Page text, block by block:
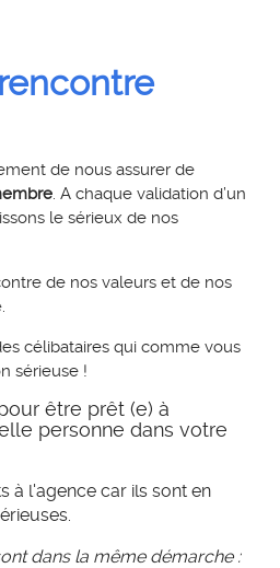
de nous assurer de
. A chaque validation d’un
le sérieux de nos
de nos valeurs et de nos
célibataires qui comme vous
sérieuse !
être prêt (e) à
personne dans votre
à l'agence car ils sont en
dans la même démarche :